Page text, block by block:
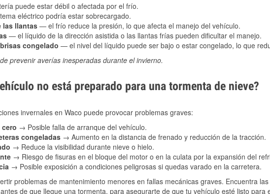
puede estar débil o afectada por el frío.
eléctrico podría estar sobrecargado.
las llantas — el frío reduce la presión, lo que afecta el manejo del vehículo.
— el líquido de la dirección asistida o las llantas frías pueden dificultar el manejo.
congelado — el nivel del líquido puede ser bajo o estar congelado, lo que
prevenir averías inesperadas durante el invierno.
no está preparado para una tormenta de nieve?
invernales en Waco puede provocar problemas graves:
→ Posible falla de arranque del vehículo.
congeladas → Aumento en la distancia de frenado y reducción de la tracción.
→ Reduce la visibilidad durante nieve o hielo.
→ Riesgo de fisuras en el bloque del motor o en la culata por la expansión del
→ Posible exposición a condiciones peligrosas si quedas varado en la carretera.
problemas de mantenimiento menores en fallas mecánicas graves. Encuentra
de que llegue una tormenta, para asegurarte de que tu vehículo esté listo para